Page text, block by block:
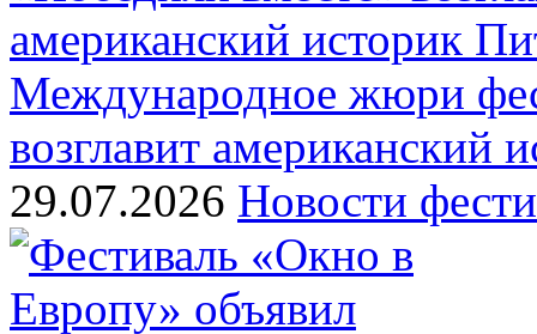
Международное жюри
возглавит американский
29.07.2026 Новости